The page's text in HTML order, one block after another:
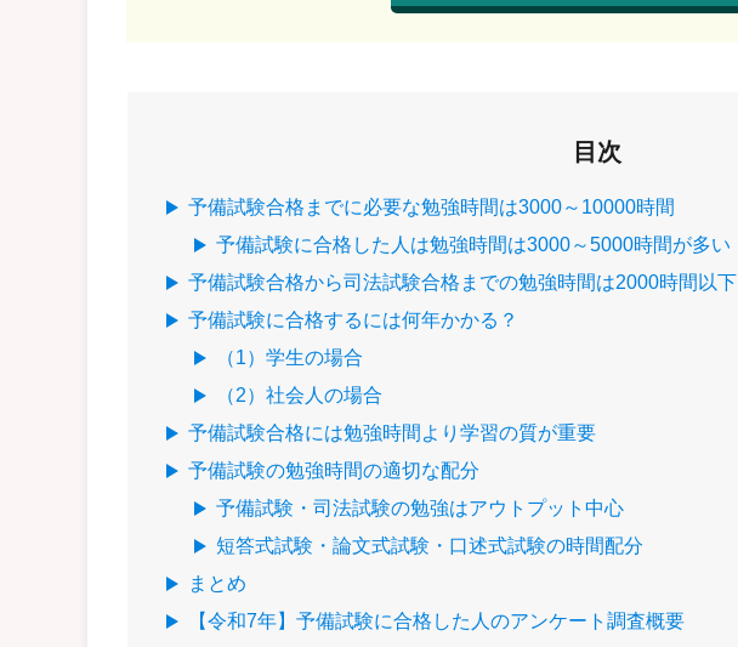
目次
予備試験合格までに必要な勉強時間は3000～10000時間
予備試験に合格した人は勉強時間は3000～5000時間が多い
予備試験合格から司法試験合格までの勉強時間は2000時間以下
予備試験に合格するには何年かかる？
（1）学生の場合
（2）社会人の場合
予備試験合格には勉強時間より学習の質が重要
予備試験の勉強時間の適切な配分
予備試験・司法試験の勉強はアウトプット中心
短答式試験・論文式試験・口述式試験の時間配分
まとめ
【令和7年】予備試験に合格した人のアンケート調査概要